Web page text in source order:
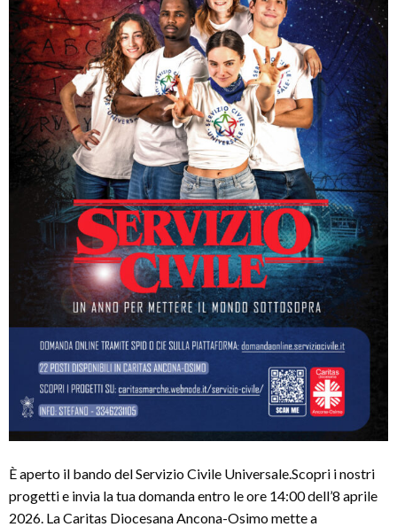
È aperto il bando del Servizio Civile Universale.Scopri i nostri
progetti e invia la tua domanda entro le ore 14:00 dell’8 aprile
2026. La Caritas Diocesana Ancona-Osimo mette a